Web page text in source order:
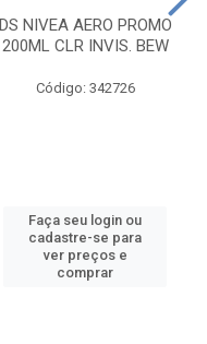
DS NIVEA AERO PROMO
200ML CLR INVIS. BEW
Código: 342726
Faça seu login ou
cadastre-se para
ver preços e
comprar